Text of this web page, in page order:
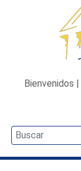
Bienvenidos |